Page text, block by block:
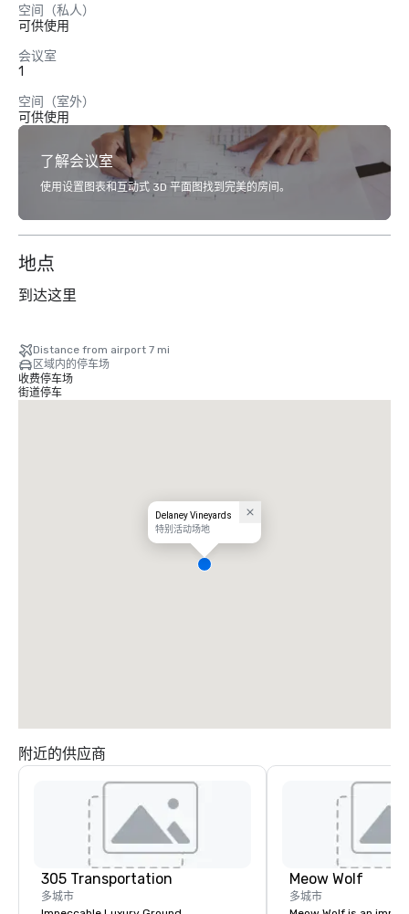
空间（私人）
可供使用
会议室
1
空间（室外）
可供使用
了解会议室
使用设置图表和互动式 3D 平面图找到完美的房间。
地点
到达这里
Distance from airport 7 mi
区域内的停车场
收费停车场
街道停车
Delaney Vineyards
特别活动场地
附近的供应商
305 Transportation
多城市
Meow Wolf
多城市